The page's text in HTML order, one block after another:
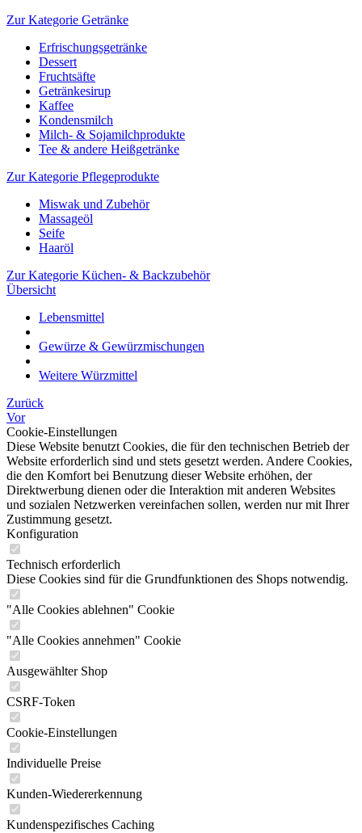
Zur Kategorie Getränke
Erfrischungsgetränke
Dessert
Fruchtsäfte
Getränkesirup
Kaffee
Kondensmilch
Milch- & Sojamilchprodukte
Tee & andere Heißgetränke
Zur Kategorie Pflegeprodukte
Miswak und Zubehör
Massageöl
Seife
Haaröl
Zur Kategorie Küchen- & Backzubehör
Übersicht
Lebensmittel
Gewürze & Gewürzmischungen
Weitere Würzmittel
Zurück
Vor
Cookie-Einstellungen
Diese Website benutzt Cookies, die für den technischen Betrieb der
Website erforderlich sind und stets gesetzt werden. Andere Cookies,
die den Komfort bei Benutzung dieser Website erhöhen, der
Direktwerbung dienen oder die Interaktion mit anderen Websites
und sozialen Netzwerken vereinfachen sollen, werden nur mit Ihrer
Zustimmung gesetzt.
Konfiguration
Technisch erforderlich
Diese Cookies sind für die Grundfunktionen des Shops notwendig.
"Alle Cookies ablehnen" Cookie
"Alle Cookies annehmen" Cookie
Ausgewählter Shop
CSRF-Token
Cookie-Einstellungen
Individuelle Preise
Kunden-Wiedererkennung
Kundenspezifisches Caching